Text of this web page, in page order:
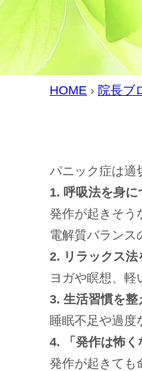
HOME › 院長ブ
パニック症は適
1. 呼吸法を身に
発作が起きそう
電解質バランス
2. リラックス
ヨガや瞑想、軽
3. 生活習慣を整
睡眠不足や過度
4.
「発作は怖
発作が起きても